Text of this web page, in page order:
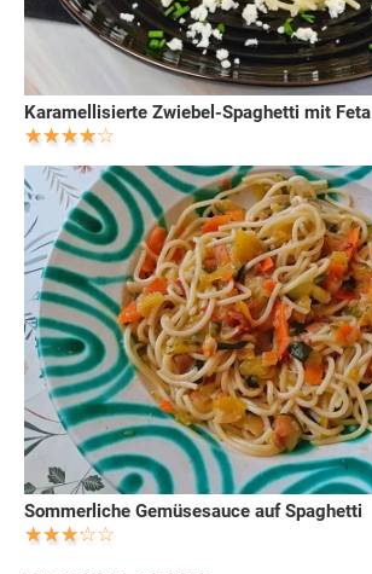
Karamellisierte Zwiebel-Spaghetti mit Feta
Sommerliche Gemüsesauce auf Spaghetti